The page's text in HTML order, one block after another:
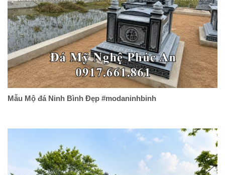
Mẫu Mộ đá Ninh Bình Đẹp #modaninhbinh